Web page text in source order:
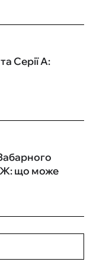
Серії А:
що може